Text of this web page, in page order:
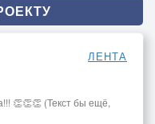
ЛЕНТА
👏👏👏 (Текст бы ещё,